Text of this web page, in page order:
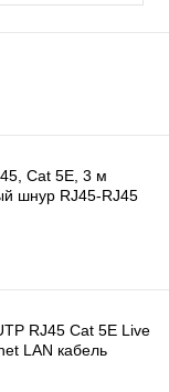
Cat 5E, 3 м
шнур RJ45-RJ45
устройств
RJ45 Cat 5E Live
LAN кабель
шнур RJ45-RJ45